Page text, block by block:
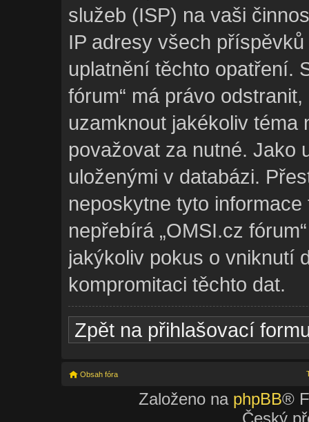
služeb (ISP) na vaši
IP adresy všech
uplatnění těchto opatření.
fórum“ má právo
uzamknout jakékoliv téma
považovat za nutné. Jako
uloženými v databázi.
neposkytne tyto
nepřebírá „OMSI.cz
jakýkoliv pokus o vniknutí
kompromitaci těchto dat.
Zpět na přihlašovací
Obsah fóra
Založeno na phpBB®
Český